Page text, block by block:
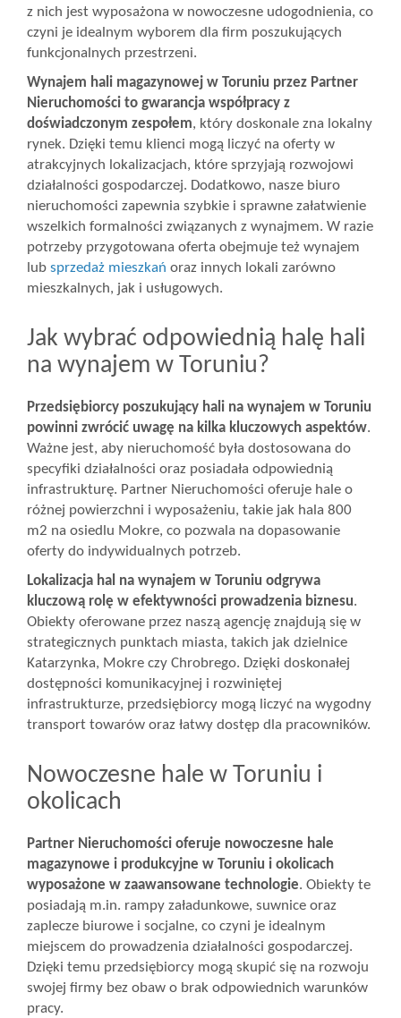
Notatnik
Opinie
z nich jest wyposażona w nowoczesne udogodnienia, co
czyni je idealnym wyborem dla firm poszukujących
funkcjonalnych przestrzeni.
Wynajem hali magazynowej w Toruniu przez Partner
Nieruchomości to gwarancja współpracy z
doświadczonym zespołem, który doskonale zna lokalny
rynek. Dzięki temu klienci mogą liczyć na oferty w
atrakcyjnych lokalizacjach, które sprzyjają rozwojowi
działalności gospodarczej. Dodatkowo, nasze biuro
nieruchomości zapewnia szybkie i sprawne załatwienie
wszelkich formalności związanych z wynajmem. W razie
potrzeby przygotowana oferta obejmuje też wynajem
lub sprzedaż mieszkań oraz innych lokali zarówno
mieszkalnych, jak i usługowych.
Jak wybrać odpowiednią halę hali
na wynajem w Toruniu?
Przedsiębiorcy poszukujący hali na wynajem w Toruniu
powinni zwrócić uwagę na kilka kluczowych aspektów.
Ważne jest, aby nieruchomość była dostosowana do
specyfiki działalności oraz posiadała odpowiednią
infrastrukturę. Partner Nieruchomości oferuje hale o
różnej powierzchni i wyposażeniu, takie jak hala 800
m2 na osiedlu Mokre, co pozwala na dopasowanie
oferty do indywidualnych potrzeb.
Lokalizacja hal na wynajem w Toruniu odgrywa
kluczową rolę w efektywności prowadzenia biznesu.
Obiekty oferowane przez naszą agencję znajdują się w
strategicznych punktach miasta, takich jak dzielnice
Katarzynka, Mokre czy Chrobrego. Dzięki doskonałej
dostępności komunikacyjnej i rozwiniętej
infrastrukturze, przedsiębiorcy mogą liczyć na wygodny
transport towarów oraz łatwy dostęp dla pracowników.
Nowoczesne hale w Toruniu i
okolicach
Partner Nieruchomości oferuje nowoczesne hale
magazynowe i produkcyjne w Toruniu i okolicach
wyposażone w zaawansowane technologie. Obiekty te
posiadają m.in. rampy załadunkowe, suwnice oraz
zaplecze biurowe i socjalne, co czyni je idealnym
miejscem do prowadzenia działalności gospodarczej.
Dzięki temu przedsiębiorcy mogą skupić się na rozwoju
swojej firmy bez obaw o brak odpowiednich warunków
pracy.